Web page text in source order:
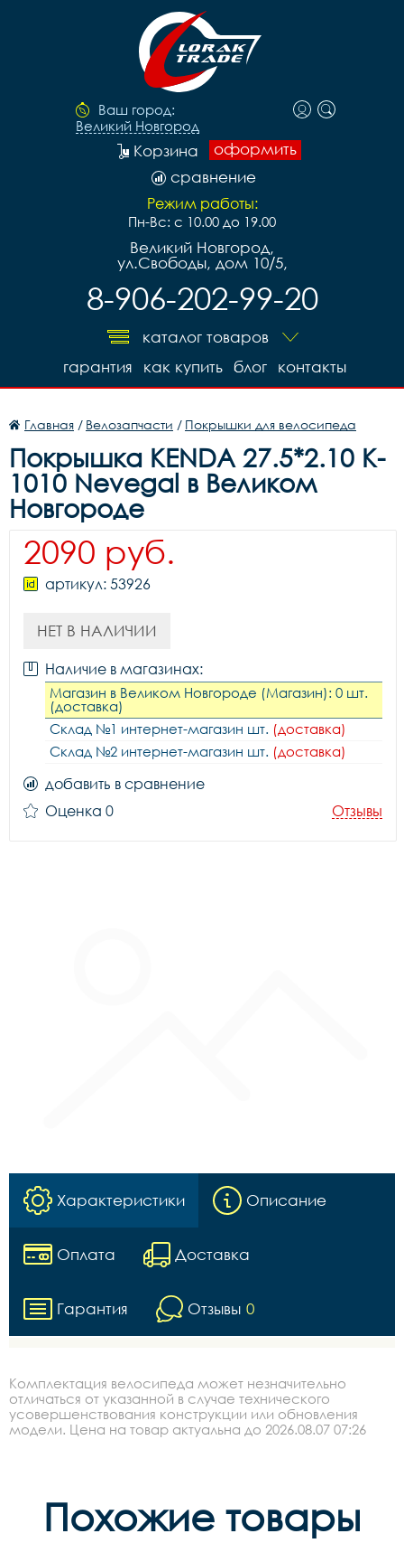
Ваш город:
Великий Новгород
оформить
Корзина
сравнение
Режим работы:
Пн-Вс: с 10.00 до 19.00
Великий Новгород,
ул.Свободы, дом 10/5,
8-906-202-99-20
каталог товаров
контакты
блог
как купить
гарантия
Главная / Велозапчасти / Покрышки для велосипеда
Покрышка KENDA 27.5*2.10 K-
1010 Nevegal в Великом
Новгороде
2090 руб.
артикул: 53926
НЕТ В НАЛИЧИИ
Наличие в магазинах:
Магазин в Великом Новгороде (Магазин): 0 шт.
(доставка)
Склад №1 интернет-магазин шт. (доставка)
Склад №2 интернет-магазин шт. (доставка)
добавить в сравнение
Оценка 0
Отзывы
Характеристики Описание
Оплата Доставка
Гарантия Отзывы 0
Комплектация велосипеда может незначительно
отличаться от указанной в случае технического
усовершенствования конструкции или обновления
модели. Цена на товар актуальна до 2026.08.07 07:26
Похожие товары